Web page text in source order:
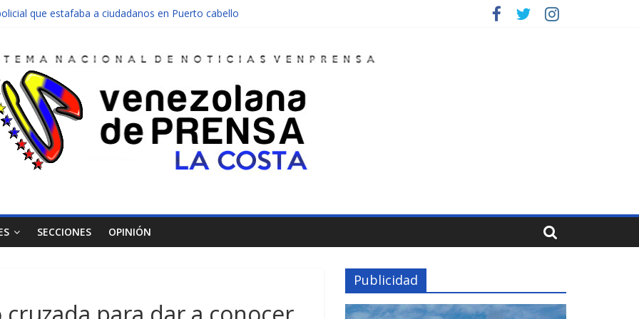
que estafaba a ciudadanos en Puerto cabello
abandonado de Chichiriviche
entre Colombia y Margarita el 27 de junio
SECCIONES OPINIÓN
Publicidad